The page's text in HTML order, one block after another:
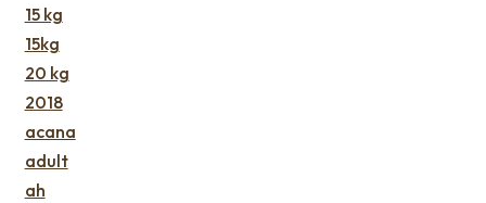
15 kg
15kg
20 kg
2018
acana
adult
ah